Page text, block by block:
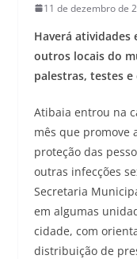
11 de dezembro de
Haverá atividades
outros locais do
palestras, testes
Atibaia entrou na
mês que promove
proteção das
outras infecções
Secretaria
em algumas
cidade, com
distribuição de